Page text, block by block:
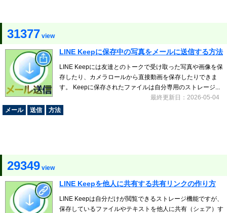
31377 view
LINE Keepに保存中の写真をメールに送信する方法
LINE Keepには友達とのトークで受け取った写真や画像を保
存したり、カメラロールから直接動画を保存したりできま
す。 Keepに保存されたファイルは自分専用のストレージ...
最終更新日：2026-05-04
メール
送信 方法
29349 view
LINE Keepを他人に共有する共有リンクの作り方
LINE Keepは自分だけが閲覧できるストレージ機能ですが、
保存しているファイルやテキストを他人に共有（シェア）す